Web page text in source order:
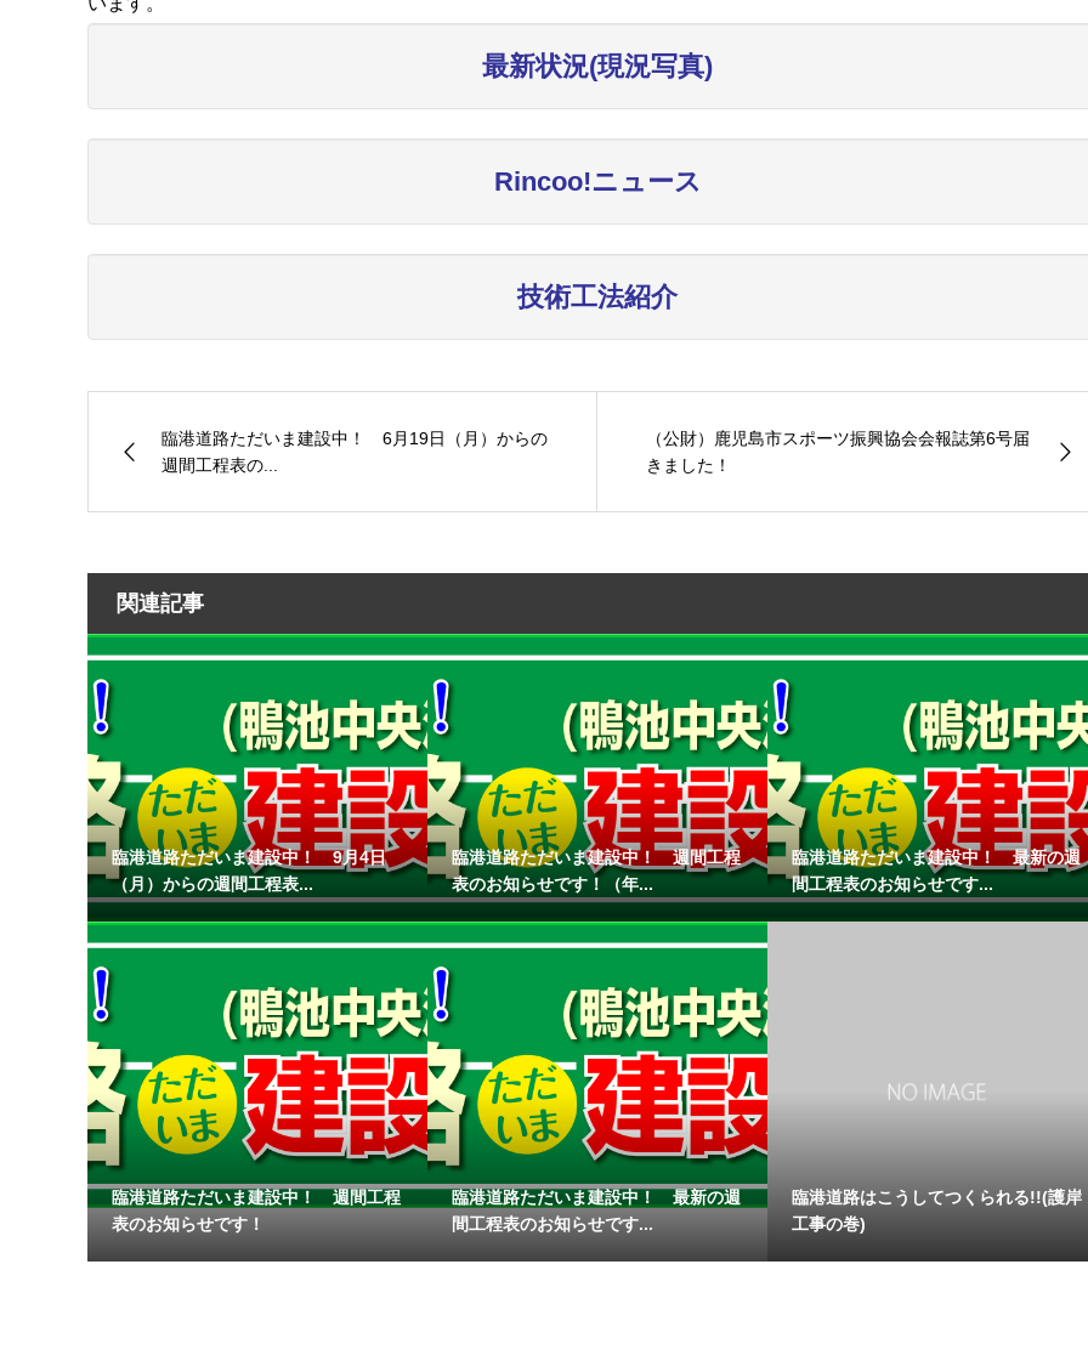
最新状況(現況写真)
Rincoo!ニュース
技術工法紹介
臨港道路ただいま建設中！ 6月19日（月）からの
週間工程表の...
（公財）鹿児島市スポーツ振興協会会報誌第6号届
きました！
関連記事
臨港道路ただいま建設中！ 9月4日
（月）からの週間工程表...
臨港道路ただいま建設中！ 週間工程
表のお知らせです！（年...
臨港道路ただいま建設中！ 最新の週
間工程表のお知らせです...
臨港道路ただいま建設中！ 週間工程
表のお知らせです！
臨港道路ただいま建設中！ 最新の週
間工程表のお知らせです...
臨港道路はこうしてつくられる!!(護岸
工事の巻)